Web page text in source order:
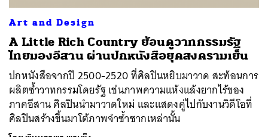
Art and Design
A Little Rich Country ย้อนดูวาทกรรมรัฐ
ไทยมองอีสาน ผ่านปกหนังสือยุคสงครามเย็น
ปกหนังสือจากปี 2500-2520 ที่ศิลปินหยิบมาวาด สะท้อนการ
ผลิตซ้ำวาทกรรมโดยรัฐ เช่นภาพความแห้งแล้งยากไร้ของ
ภาคอีสาน ศิลปินนำมาวาดใหม่ และแสดงคู่ไปกับงานวิดีโอที่
ศิลปินสร้างขึ้นมาโต้ภาพจำซ้ำซากเหล่านั้น